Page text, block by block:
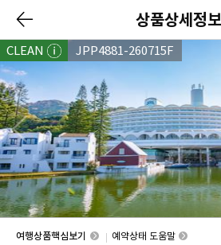
상품상세정보
CLEAN JPP4881-260715F
여행상품핵심보기 예약상태 도움말